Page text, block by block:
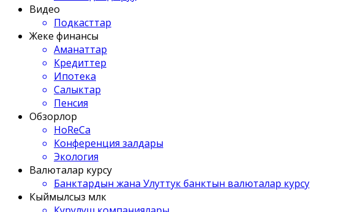
Видео
Подкасттар
Жеке финансы
Аманаттар
Кредиттер
Ипотека
Салыктар
Пенсия
Обзорлор
HoReCa
Конференция залдары
Экология
Валюталар курсу
Банктардын жана Улуттук банктын валюталар курсу
Кыймылсыз мүлк